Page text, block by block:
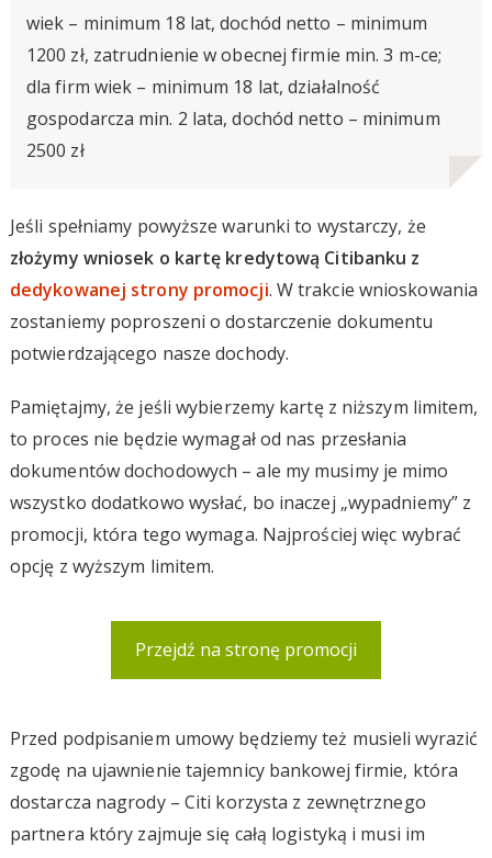
wiek – minimum 18 lat, dochód netto – minimum
1200 zł, zatrudnienie w obecnej firmie min. 3 m-ce;
dla firm wiek – minimum 18 lat, działalność
gospodarcza min. 2 lata, dochód netto – minimum
2500 zł
Jeśli spełniamy powyższe warunki to wystarczy, że
złożymy wniosek o kartę kredytową Citibanku z
dedykowanej strony promocji. W trakcie wnioskowania
zostaniemy poproszeni o dostarczenie dokumentu
potwierdzającego nasze dochody.
Pamiętajmy, że jeśli wybierzemy kartę z niższym limitem,
to proces nie będzie wymagał od nas przesłania
dokumentów dochodowych – ale my musimy je mimo
wszystko dodatkowo wysłać, bo inaczej „wypadniemy” z
promocji, która tego wymaga. Najprościej więc wybrać
opcję z wyższym limitem.
Przejdź na stronę promocji
Przed podpisaniem umowy będziemy też musieli wyrazić
zgodę na ujawnienie tajemnicy bankowej firmie, która
dostarcza nagrody – Citi korzysta z zewnętrznego
partnera który zajmuje się całą logistyką i musi im